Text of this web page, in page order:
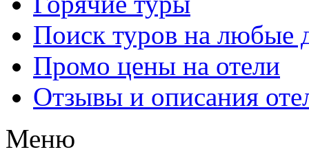
Поиск туров на любые
Промо цены на отели
Отзывы и описания
Меню